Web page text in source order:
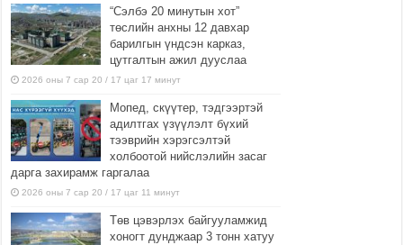
“Сэлбэ 20 минутын хот”
төслийн анхны 12 давхар
барилгын үндсэн карказ,
цутгалтын ажил дууслаа
2026 оны 7 сар 20 / 17 цаг 17 минут
Мопед, скүүтер, тэдгээртэй
адилтгах үзүүлэлт бүхий
тээврийн хэрэгсэлтэй
холбоотой нийслэлийн засаг
дарга захирамж гаргалаа
2026 оны 7 сар 20 / 17 цаг 11 минут
Төв цэвэрлэх байгууламжид
хоногт дунджаар 3 тонн хатуу